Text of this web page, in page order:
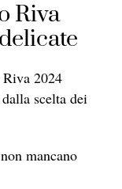
Riva
2024
scelta dei
mancano